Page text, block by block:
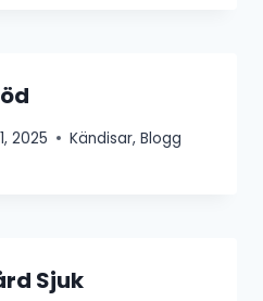
2025 Kändisar,Blogg
Sjuk